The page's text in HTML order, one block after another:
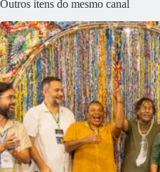
Outros itens do mesmo canal